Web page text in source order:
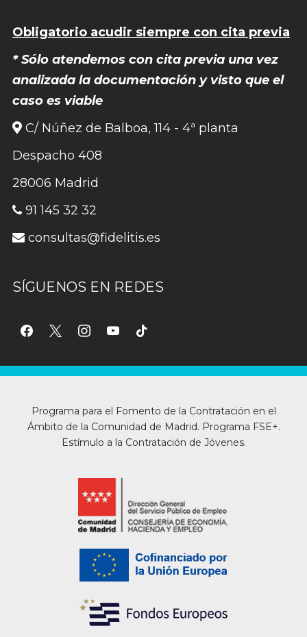
Obligatorio acudir siempre con cita previa
* Sólo atendemos con cita previa una vez
analizada la documentación y visto que el
caso es viable
C/ Núñez de Balboa, 114 - 4ª planta
Despacho 408
28006 Madrid
91 145 32 32
consultas@fidelitis.es
SÍGUENOS EN REDES
facebook
x instagramyoutubetiktok
Programa para el Fomento de la Contratación en el
Ámbito de la Comunidad de Madrid. Programa FSE+.
Estímulo a la Contratación de Jóvenes.